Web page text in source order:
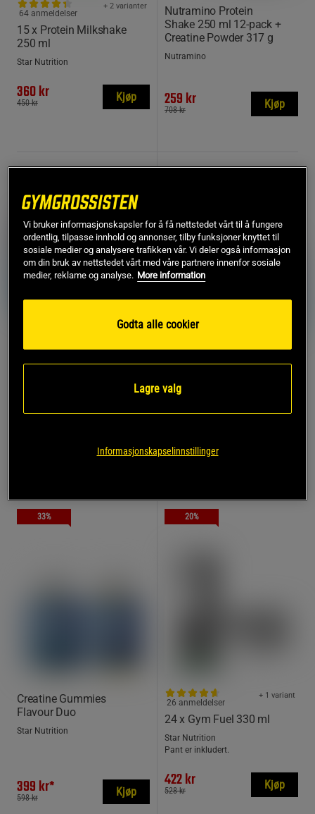
15 x Protein Milkshake
250 ml
+ 2 varianter
64 anmeldelser
Star Nutrition
360 kr
450 kr Kjøp
Nutramino Protein
Shake 250 ml 12-pack +
Creatine Powder 317 g
Nutramino
259 kr
708 kr Kjøp
Star Nutrition
838 kr
1.047 kr
33%
Creatine Gummies
Flavour Duo
Star Nutrition
399 kr*
598 kr Kjøp
20%
24 x Gym Fuel 330 ml
+ 1 variant
26 anmeldelser
Star Nutrition
Pant er inkludert.
422 kr
528 kr Kjøp
Vi bruker informasjonskapsler for å få nettstedet vårt til å fungere
ordentlig, tilpasse innhold og annonser, tilby funksjoner knyttet til
sosiale medier og analysere trafikken vår. Vi deler også informasjon
om din bruk av nettstedet vårt med våre partnere innenfor sosiale
medier, reklame og analyse. More information
Godta alle cookier
Lagre valg
Informasjonskapselinnstillinger